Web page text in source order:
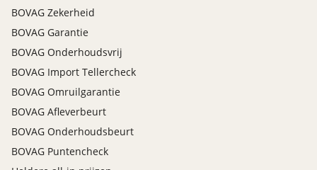
BOVAG Zekerheid
BOVAG Garantie
BOVAG Onderhoudsvrij
BOVAG Import Tellercheck
BOVAG Omruilgarantie
BOVAG Afleverbeurt
BOVAG Onderhoudsbeurt
BOVAG Puntencheck